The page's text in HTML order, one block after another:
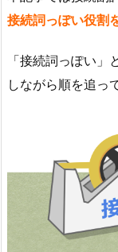
接続詞っぽい役割
「接続詞っぽい
しながら順を追っ